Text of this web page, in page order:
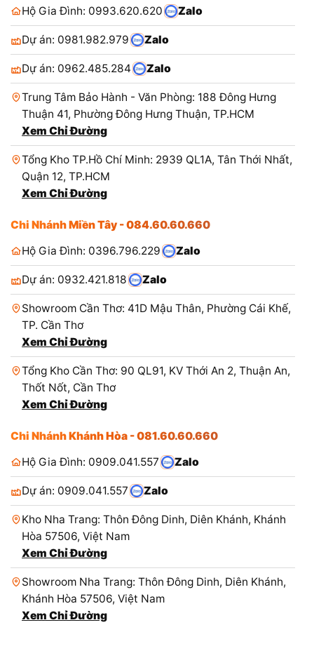
Hộ Gia Đình: 0993.620.620 Zalo
Dự án: 0981.982.979 Zalo
Dự án: 0962.485.284 Zalo
Trung Tâm Bảo Hành - Văn Phòng: 188 Đông Hưng
Thuận 41, Phường Đông Hưng Thuận, TP.HCM
Xem Chỉ Đường
Tổng Kho TP.Hồ Chí Minh: 2939 QL1A, Tân Thới Nhất,
Quận 12, TP.HCM
Xem Chỉ Đường
Chi Nhánh Miền Tây - 084.60.60.660
Hộ Gia Đình: 0396.796.229
Zalo
Dự án: 0932.421.818 Zalo
Showroom Cần Thơ: 41D Mậu Thân, Phường Cái Khế,
TP. Cần Thơ
Xem Chỉ Đường
Tổng Kho Cần Thơ: 90 QL91, KV Thới An 2, Thuận An,
Thốt Nốt, Cần Thơ
Xem Chỉ Đường
Chi Nhánh Khánh Hòa - 081.60.60.660
Hộ Gia Đình: 0909.041.557
Zalo
Dự án: 0909.041.557 Zalo
Kho Nha Trang: Thôn Đông Dinh, Diên Khánh, Khánh
Hòa 57506, Việt Nam
Xem Chỉ Đường
Showroom Nha Trang: Thôn Đông Dinh, Diên Khánh,
Khánh Hòa 57506, Việt Nam
Xem Chỉ Đường